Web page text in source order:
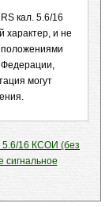
кал. 5.6/16
характер, и не
Федерации,
могут
5.6/16 КСОИ (без
сигнальное